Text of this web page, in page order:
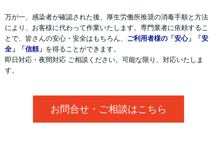
万が一、感染者が確認された後、厚生労働所推奨の消毒手順と方法
により、お客様に代わって作業いたします。専門業者に依頼するこ
とで、皆さんの安心・安全はもちろん、 ご利用者様の「安心」「安
全」「信頼」 を得ることができます。
即日対応・夜間対応 ご相談ください。可能な限り、対応いたしま
す。
お問合せ・ご相談はこちら